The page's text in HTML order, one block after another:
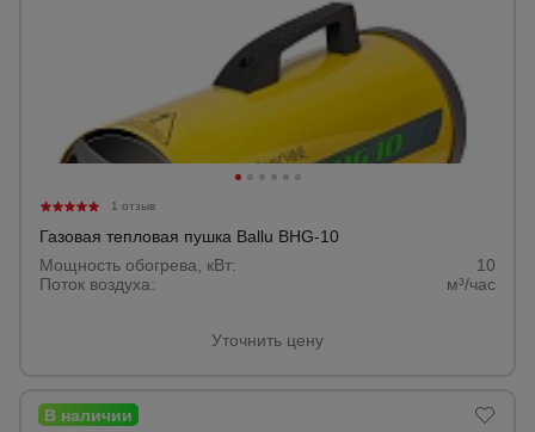
1 отзыв
Газовая тепловая пушка Ballu BHG-10
Мощность обогрева, кВт:
10
Поток воздуха:
м³/час
Уточнить цену